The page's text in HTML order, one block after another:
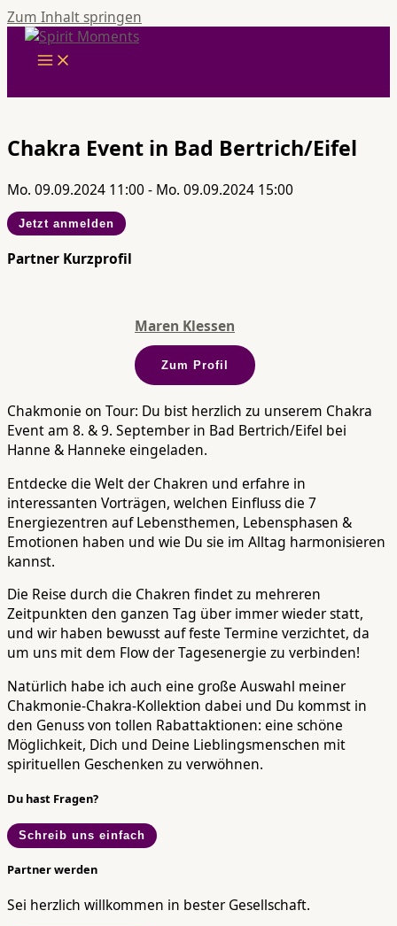
Zum Inhalt springen
Chakra Event in Bad Bertrich/Eifel
Mo. 09.09.2024 11:00 - Mo. 09.09.2024 15:00
Jetzt anmelden
Partner Kurzprofil
Maren Klessen
Zum Profil
Chakmonie on Tour: Du bist herzlich zu unserem Chakra
Event am 8. & 9. September in Bad Bertrich/Eifel bei
Hanne & Hanneke eingeladen.
Entdecke die Welt der Chakren und erfahre in
interessanten Vorträgen, welchen Einfluss die 7
Energiezentren auf Lebensthemen, Lebensphasen &
Emotionen haben und wie Du sie im Alltag harmonisieren
kannst.
Die Reise durch die Chakren findet zu mehreren
Zeitpunkten den ganzen Tag über immer wieder statt,
und wir haben bewusst auf feste Termine verzichtet, da
um uns mit dem Flow der Tagesenergie zu verbinden!
Natürlich habe ich auch eine große Auswahl meiner
Chakmonie-Chakra-Kollektion dabei und Du kommst in
den Genuss von tollen Rabattaktionen: eine schöne
Möglichkeit, Dich und Deine Lieblingsmenschen mit
spirituellen Geschenken zu verwöhnen.
Du hast Fragen?
Schreib uns einfach
Partner werden
Sei herzlich willkommen in bester Gesellschaft.